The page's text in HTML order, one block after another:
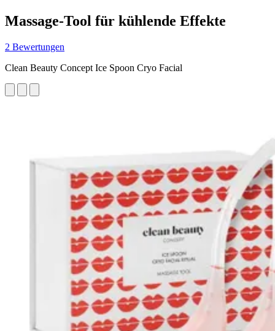
Massage-Tool für kühlende Effekte
2 Bewertungen
Clean Beauty Concept Ice Spoon Cryo Facial